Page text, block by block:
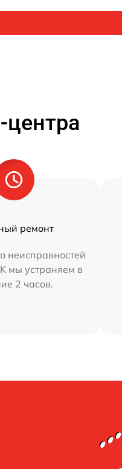
ремонт
неисправностей
мы устраняем в
2 часов.